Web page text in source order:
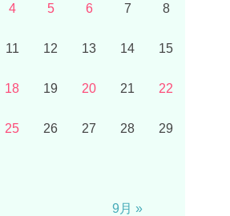
4 5 6 7 8
11 12 13 14 15
18 19 20 21 22
25 26 27 28 29
9月 »